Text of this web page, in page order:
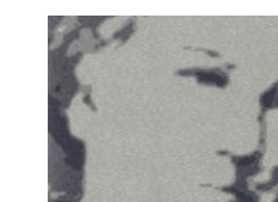
Precios
públicos